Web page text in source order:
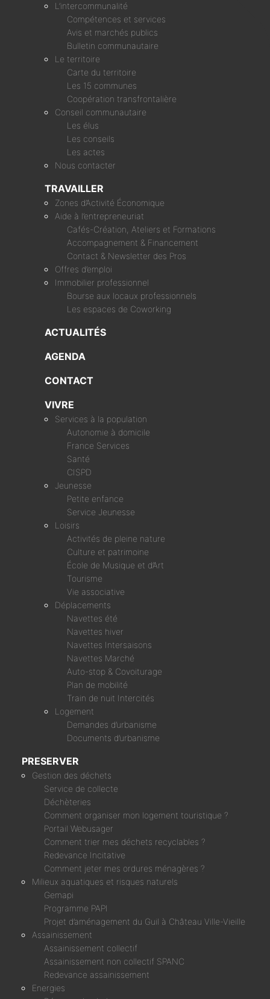
L’intercommunalité
Compétences et services
Avis et marchés publics
Bulletin communautaire
Le territoire
Carte du territoire
Les 15 communes
Coopération transfrontalière
Conseil communautaire
Les élus
Les conseils
Les actes
Nous contacter
TRAVAILLER
Zones d’Activité Économique
Aide à l’entrepreneuriat
Cafés-Création, Ateliers et Formations
Accompagnement & Financement
Contact & Newsletter des Pros
Offres d’emploi
Immobilier professionnel
Bourse aux locaux professionnels
Les espaces de Coworking
ACTUALITÉS
AGENDA
CONTACT
VIVRE
Services à la population
Autonomie à domicile
France Services
Santé
CISPD
Jeunesse
Petite enfance
Service Jeunesse
Loisirs
Activités de pleine nature
Culture et patrimoine
École de Musique et d’Art
Tourisme
Vie associative
Déplacements
Navettes été
Navettes hiver
Navettes Intersaisons
Navettes Marché
Auto-stop & Covoiturage
Plan de mobilité
Train de nuit Intercités
Logement
Demandes d’urbanisme
Documents d’urbanisme
PRESERVER
Gestion des déchets
Service de collecte
Déchèteries
Comment organiser mon logement touristique ?
Portail Webusager
Comment trier mes déchets recyclables ?
Redevance Incitative
Comment jeter mes ordures ménagères ?
Milieux aquatiques et risques naturels
Gemapi
Programme PAPI
Projet d’aménagement du Guil à Château Ville-Vieille
Assainissement
Assainissement collectif
Assainissement non collectif SPANC
Redevance assainissement
Energies